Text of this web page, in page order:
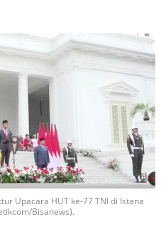
Upacara HUT ke-77 TNI di Istana
Bisanews).